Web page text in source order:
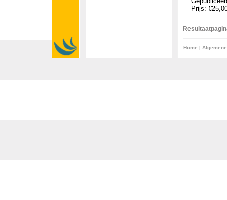
Prijs:
Home |